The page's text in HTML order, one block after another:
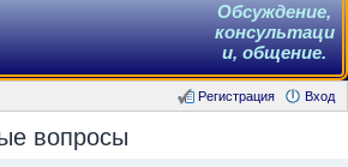
Обсуждение,
консультаци
и, общение.
Вход
Регистрация
вопросы